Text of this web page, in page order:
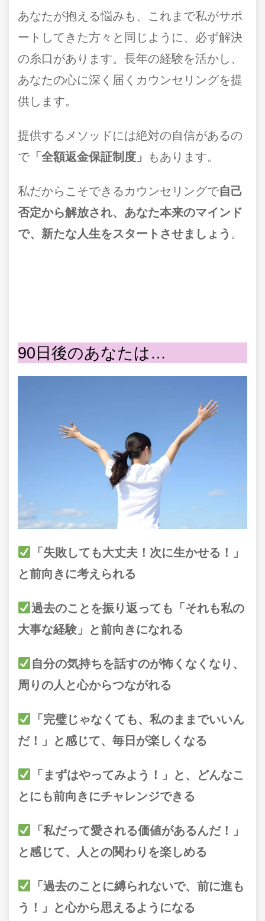
あなたが抱える悩みも、これまで私がサポ
ートしてきた方々と同じように、必ず解決
の糸口があります。長年の経験を活かし、
あなたの心に深く届くカウンセリングを提
供します。
提供するメソッドには絶対の自信があるの
で「全額返金保証制度」 もあります。
私だからこそできるカウンセリングで自己
否定から解放され、あなた本来のマインド
で、新たな人生をスタートさせましょう 。
90日後のあなたは…
「失敗しても大丈夫！次に生かせる！」
と前向きに考えられる
過去のことを振り返っても「それも私の
大事な経験」と前向きになれる
自分の気持ちを話すのが怖くなくなり、
周りの人と心からつながれる
「完璧じゃなくても、私のままでいいん
だ！」と感じて、毎日が楽しくなる
「まずはやってみよう！」と、どんなこ
とにも前向きにチャレンジできる
「私だって愛される価値があるんだ！」
と感じて、人との関わりを楽しめる
「過去のことに縛られないで、前に進も
う！」と心から思えるようになる